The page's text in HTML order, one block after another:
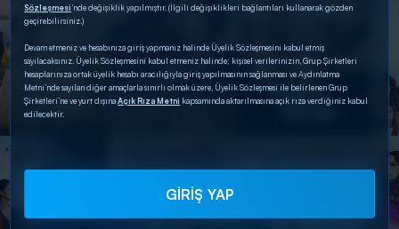
Sözleşmesi’nde değişiklik yapılmıştır. (İlgili değişiklikleri bağlantıları kullanarak gözden
geçirebilirsiniz.)
Devam etmeniz ve hesabınıza giriş yapmanız halinde Üyelik Sözleşmesini kabul etmiş
sayılacaksınız. Üyelik Sözleşmesini kabul etmeniz halinde; kişisel verilerinizin, Grup Şirketleri
hesaplarınıza ortak üyelik hesabı aracılığıyla giriş yapılmasının sağlanması ve Aydınlatma
Metni’nde sayılan diğer amaçlarla sınırlı olmak üzere, Üyelik Sözleşmesi ile belirlenen Grup
Şirketleri’ne ve yurt dışınaAçık Rıza Metni kapsamında aktarılmasına açık rıza verdiğiniz kabul
edilecektir.
GİRİŞ YAP